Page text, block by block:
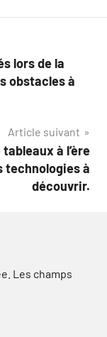
lors de la
obstacles à
Article suivant
à l’ère
technologies à
découvrir.
Les champs